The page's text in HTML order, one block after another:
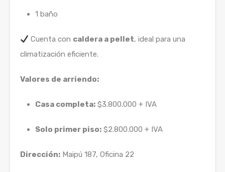
1 baño
Cuenta con caldera a pellet, ideal para una
climatización eficiente.
Valores de arriendo:
Casa completa: $3.800.000 + IVA
Solo primer piso: $2.800.000 + IVA
Dirección: Maipú 187, Oficina 22